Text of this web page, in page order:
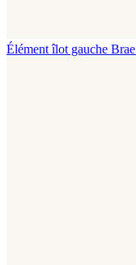
Élément îlot gauche Brae